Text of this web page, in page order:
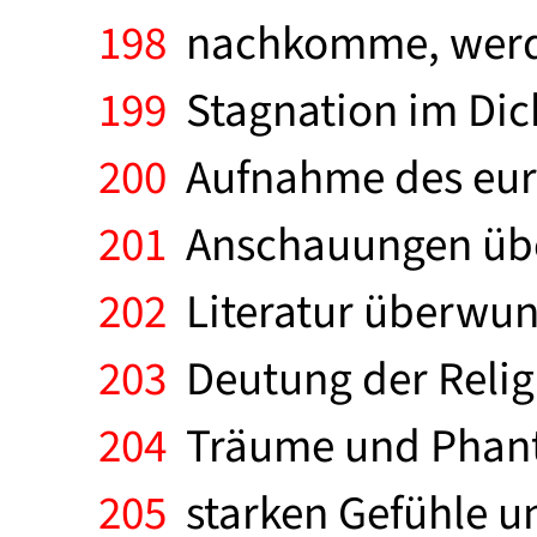
198 nachkomme,
199 Stagnation im
200 Aufnahme des
201 Anschauungen
202 Literatur
203 Deutung der
204 Träume und
205 starken Gefühle